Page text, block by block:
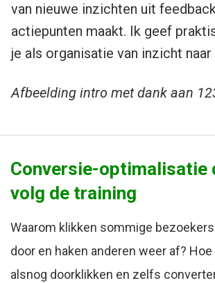
van nieuwe inzichten uit
actiepunten maakt. Ik geef
je als organisatie van inzicht
Afbeelding intro met dank aan
Conversie-optimalisatie
volg de training
Waarom klikken sommige
door en haken anderen weer af?
alsnog doorklikken en zelfs